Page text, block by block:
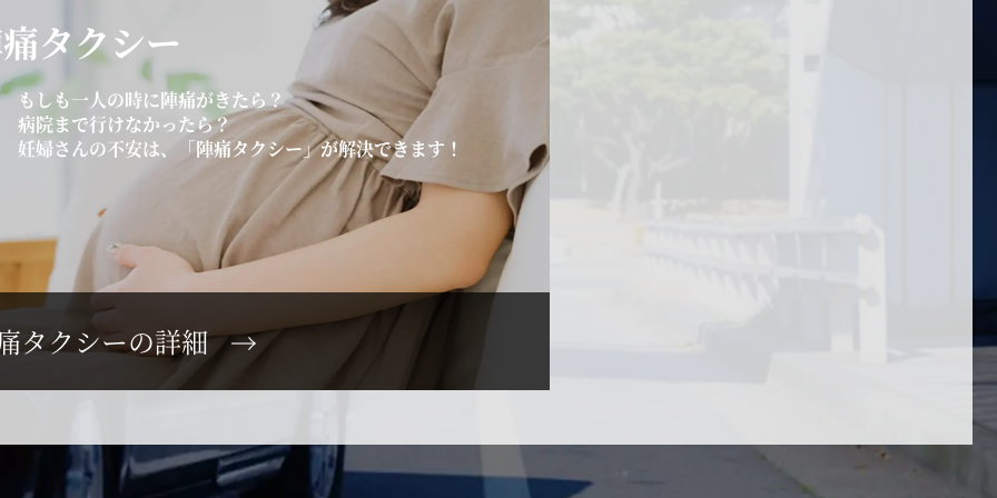
タクシー
もしも一人の時に陣痛がきたら？
病院まで行けなかったら？
妊婦さんの不安は、「陣痛タクシー」が解決できます！
タクシーの詳細